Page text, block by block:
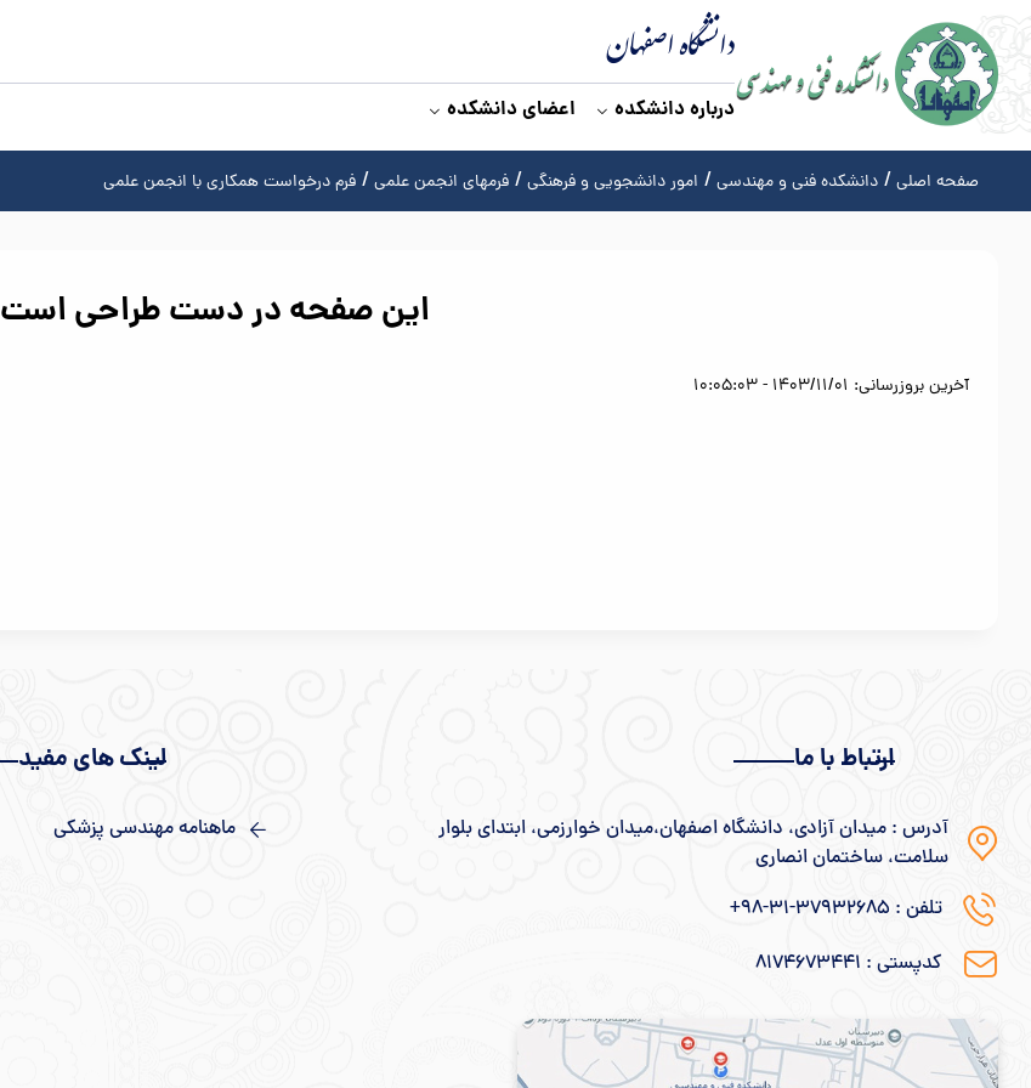
دانشگاه اصفهان
درباره دانشکده اعضای دانشکده
صفحه اصلی دانشکده فنی و مهندسی امور دانشجویی و فرهنگی فرمهای انجمن علمی فرم درخواست همکاری با انجمن علمی
این صفحه در دست طراحی است
آخرین بروزرسانی: 1403/11/01 - 10:05:03
ارتباط با ما
آدرس : میدان آزادی، دانشگاه اصفهان،میدان خوارزمی، ابتدای بلوار
سلامت، ساختمان انصاری
تلفن : 37932685-31-98+
کدپستی : ۸۱۷۴۶۷۳۴۴۱
لینک های مفید
ماهنامه مهندسی پزشکی